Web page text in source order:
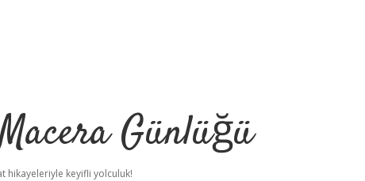
Günlüğü
hikayeleriyle keyifli yolculuk!